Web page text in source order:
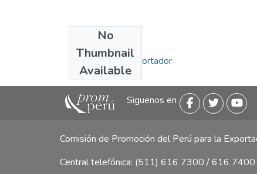
No
Thumbnail
Available
Collections
Miércoles del Exportador
Siguenos en
Comisión de Promoción del Perú para la
Central telefónica: (511) 616 7300 / 616 7400